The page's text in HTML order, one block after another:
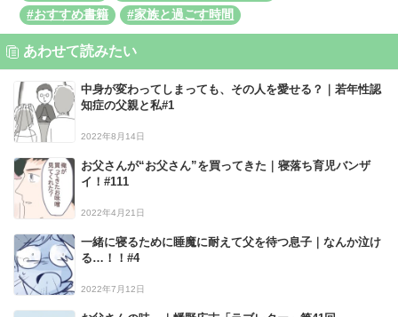
#おすすめ書籍
#家族と過ごす時間
あわせて読みたい
中身が変わってしまっても、その人を愛せる？｜若年性認
知症の父親と私#1
2022年8月14日
お父さんが“お父さん”を買ってきた｜寝落ち育児バンザ
イ！#111
2022年4月21日
一緒に寝るために睡魔に耐えて父を待つ息子｜なんか泣け
る…！！#4
2022年7月12日